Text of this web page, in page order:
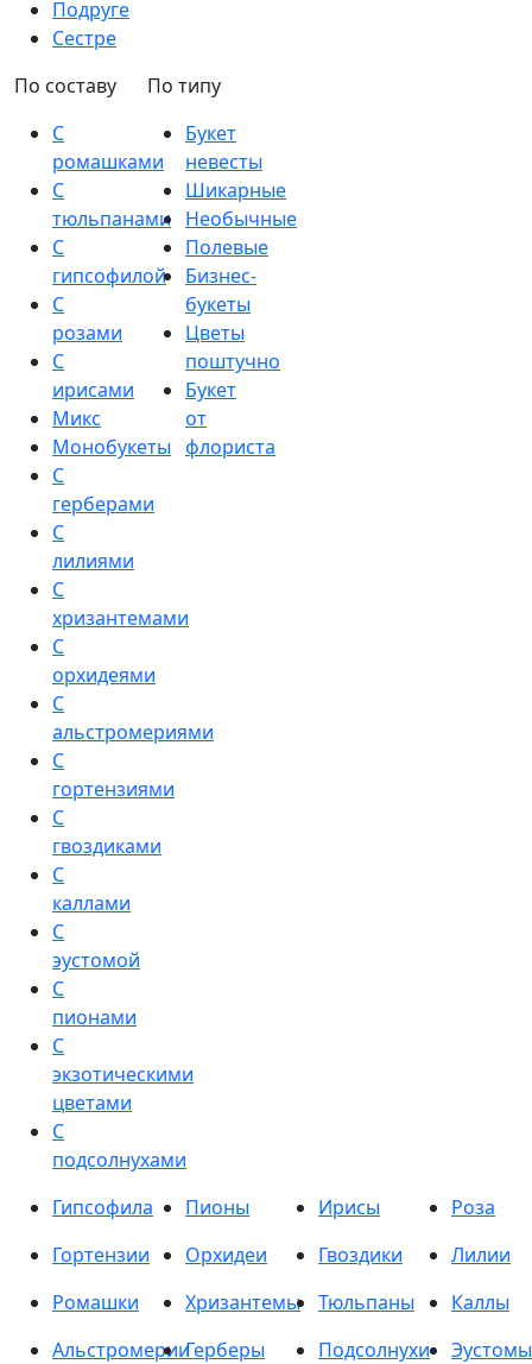
Подруге
Сестре
По составу
С
ромашками
С
тюльпанами
С
гипсофилой
С
розами
С
ирисами
Микс
Монобукеты
С
герберами
С
лилиями
С
хризантемами
С
орхидеями
С
альстромериями
С
гортензиями
С
гвоздиками
С
каллами
С
эустомой
С
пионами
С
экзотическими
цветами
С
подсолнухами
По типу
Букет
невесты
Шикарные
Необычные
Полевые
Бизнес-
букеты
Цветы
поштучно
Букет
от
флориста
Гипсофила Пионы Ирисы
Роза
Гортензии
Орхидеи Гвоздики
Лилии
Ромашки
Хризантемы Тюльпаны
Каллы
АльстромерииГерберы Подсолнухи
Эустомы